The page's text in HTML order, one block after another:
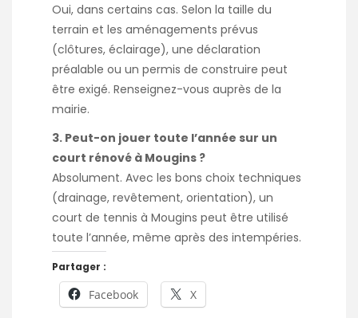
Oui, dans certains cas. Selon la taille du
terrain et les aménagements prévus
(clôtures, éclairage), une déclaration
préalable ou un permis de construire peut
être exigé. Renseignez-vous auprès de la
mairie.
3. Peut-on jouer toute l’année sur un
court rénové à Mougins ?
Absolument. Avec les bons choix techniques
(drainage, revêtement, orientation), un
court de tennis à Mougins peut être utilisé
toute l’année, même après des intempéries.
Partager :
Facebook X